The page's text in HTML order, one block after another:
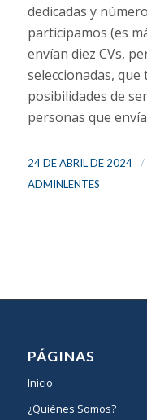
dedicadas y
participamos (es
envían diez CVs,
seleccionadas,
posibilidades de
personas que
24 DE ABRIL DE 2024 /
ADMINLENTES
PÁGINAS
Inicio
¿Quiénes Somos?